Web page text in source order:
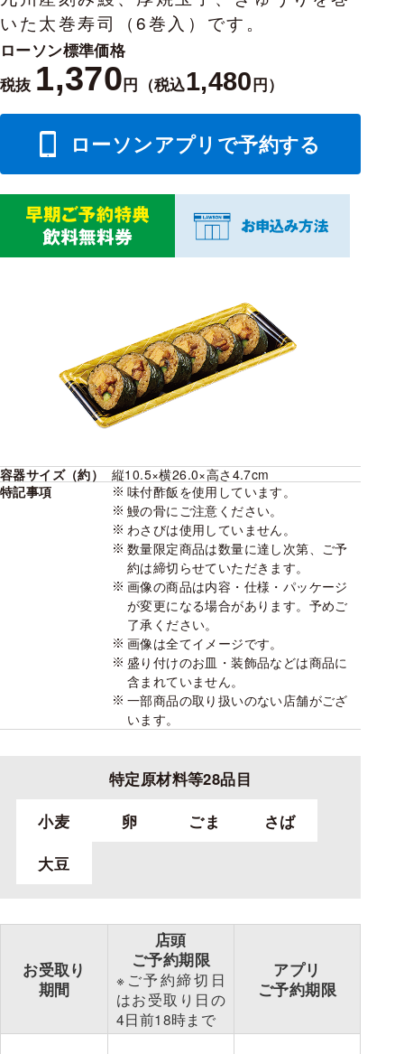
いた太巻寿司（6巻入）です。
ローソン標準価格
税抜 1,370円（税込1,480円）
ローソンアプリで予約する
容器サイズ（約）
縦10.5×横26.0×高さ4.7cm
特記事項
味付酢飯を使用しています。
鰻の骨にご注意ください。
わさびは使用していません。
数量限定商品は数量に達し次第、ご予
約は締切らせていただきます。
画像の商品は内容・仕様・パッケージ
が変更になる場合があります。予めご
了承ください。
画像は全てイメージです。
盛り付けのお皿・装飾品などは商品に
含まれていません。
一部商品の取り扱いのない店舗がござ
います。
特定原材料等28品目
小麦
卵 ごま
さば
大豆
お受取り
期間
店頭
ご予約期限
※ご予約締切日
はお受取り日の
4日前18時まで
アプリ
ご予約期限